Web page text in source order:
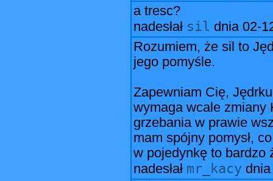
a tresc?
nadesłał sil dnia 02-
Rozumiem, że sil to
jego pomyśle.
Zapewniam Cię,
wymaga wcale zmiany
grzebania w prawie
mam spójny pomysł,
w pojedynkę to bardzo
nadesłał mr_kacy